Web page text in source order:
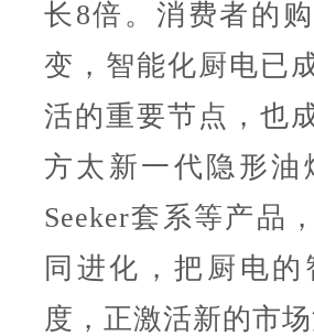
长8倍。消费者的
变，智能化厨电已
活的重要节点，也
方太新一代隐形
Seeker套系等产品
同进化，把厨电
度，正激活新的市场